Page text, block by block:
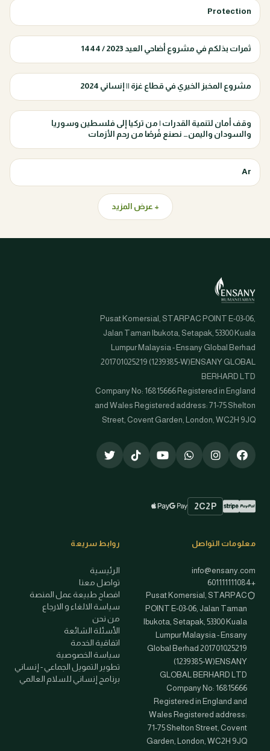
Protection
ثمرات بذلكم في مشروع أضاحي العيد 2023 / 1444
مشروع المخبز الخيري في قطاع غزة || إنساني 2024
وقف أمان لتنمية القدرات | من تركيا إلى فلسطين وسوريا
والسودان واليمن… نصنع فُرصًا من رحم الأزمات
Ar
+ عرض المزيد
Pusat Komersial, STARPAC POINT E-03-06,
Jalan Taman Ibukota, Setapak, 53300 Kuala
Lumpur Malaysia - Ensany Global Berhad
201701025219 (1239385-W)ENSANY GLOBAL
BERHARD LTD
Company No: 16815666 Registered in England
and Wales Registered address: 71-75 Shelton
Street, Covent Garden, London, WC2H 9JQ
طرق الدفع المتاحة
PayPal
Stripe
2C2P
Google Pay
Apple Pay
معلومات التواصل
info@ensany.com
+601111111084
Pusat Komersial, STARPAC
POINT E-03-06, Jalan Taman
Ibukota, Setapak, 53300 Kuala
Lumpur Malaysia - Ensany
Global Berhad 201701025219
(1239385-W)ENSANY
GLOBAL BERHARD LTD
Company No: 16815666
Registered in England and
Wales Registered address:
71-75 Shelton Street, Covent
Garden, London, WC2H 9JQ
روابط سريعة
الرئيسية
تواصل معنا
افصاح طبيعة عمل المنصة
سياسة الالغاء و الارجاع
من نحن
الأسئلة الشائعة
اتفاقية الخدمة
سياسة الخصوصية
تطوير التمويل الجماعي - إنساني
برنامج إنساني للسلام العالمي